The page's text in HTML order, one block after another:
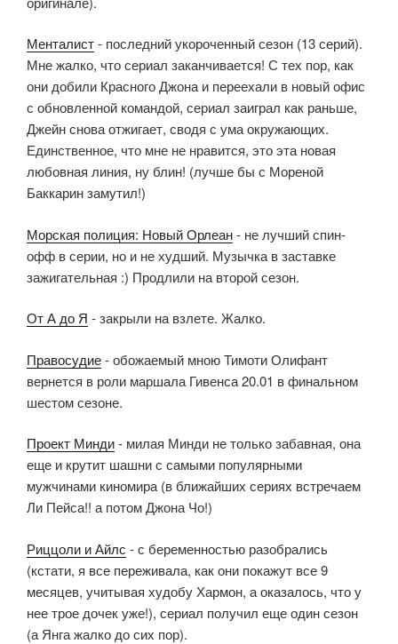
Менталист- последний укороченный сезон (13 серий).
Мне жалко, что сериал заканчивается! С тех пор, как
они добили Красного Джона и переехали в новый офис
с обновленной командой, сериал заиграл как раньше,
Джейн снова отжигает, сводя с ума окружающих.
Единственное, что мне не нравится, это эта новая
любовная линия, ну блин! (лучше бы с Мореной
Баккарин замутил!)
Морская полиция: Новый Орлеан- не лучший спин-
офф в серии, но и не худший. Музычка в заставке
зажигательная :) Продлили на второй сезон.
От А до Я - закрыли на взлете. Жалко.
Правосудие- обожаемый мною Тимоти Олифант
вернется в роли маршала Гивенса 20.01 в финальном
шестом сезоне.
Проект Минди- милая Минди не только забавная, она
еще и крутит шашни с самыми популярными
мужчинами киномира (в ближайших сериях встречаем
Ли Пейса!! а потом Джона Чо!)
Риццоли и Айлс - с беременностью разобрались
(кстати, я все переживала, как они покажут все 9
месяцев, учитывая худобу Хармон, а оказалось, что у
нее трое дочек уже!), сериал получил еще один сезон
(а Янга жалко до сих пор).